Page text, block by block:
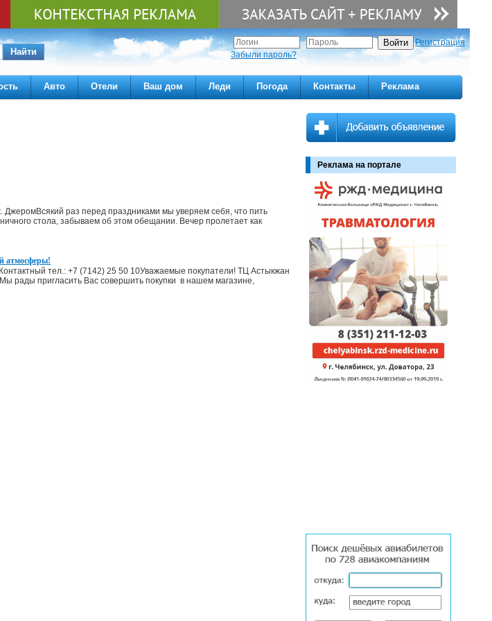
Найти
Регистрация
Забыли пароль?
Авто Отели Ваш дом Леди Погода Контакты Реклама
ДжеромВсякий раз перед праздниками мы уверяем себя, что пить
стола, забываем об этом обещании. Вечер пролетает как
атмосферы!
тел.: +7 (7142) 25 50 10Уважаемые покупатели! ТЦ Астыкжан
рады пригласить Вас совершить покупки в нашем магазине,
Реклама на портале